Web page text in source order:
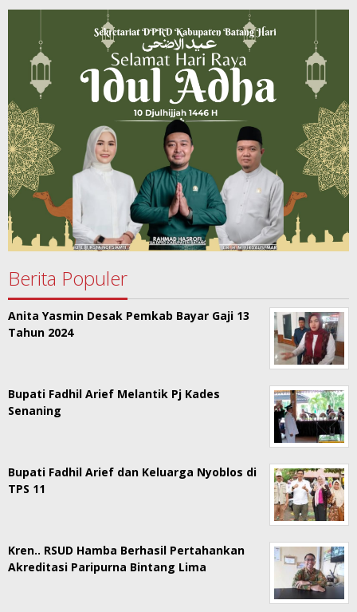
Berita Populer
Anita Yasmin Desak Pemkab Bayar Gaji 13
Tahun 2024
Bupati Fadhil Arief Melantik Pj Kades
Senaning
Bupati Fadhil Arief dan Keluarga Nyoblos di
TPS 11
Kren.. RSUD Hamba Berhasil Pertahankan
Akreditasi Paripurna Bintang Lima